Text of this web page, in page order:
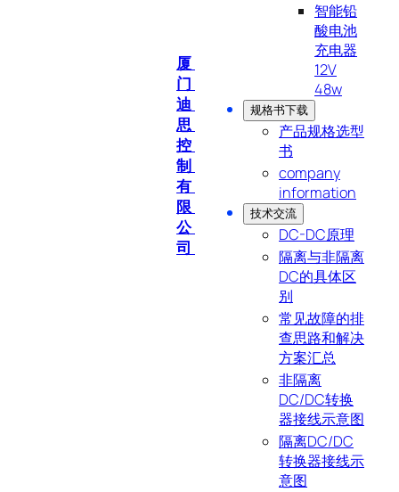
厦
门
迪
思
控
制
有
限
公
司
智能铅
酸电池
充电器
12V
48w
规格书下载
产品规格选型
书
company
information
技术交流
DC-DC原理
隔离与非隔离
DC的具体区
别
常见故障的排
查思路和解决
方案汇总
非隔离
DC/DC转换
器接线示意图
隔离DC/DC
转换器接线示
意图